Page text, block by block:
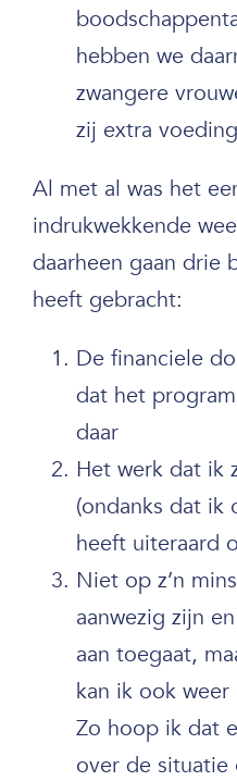
hebben we
zwangere
zij extra
Al met al was het
indrukwekkende
daarheen gaan drie
heeft gebracht:
De financiele
dat het
daar
Het werk dat ik
(ondanks dat ik
heeft uiteraard
Niet op z’n
aanwezig zijn
aan toegaat,
kan ik ook
Zo hoop ik dat
over de